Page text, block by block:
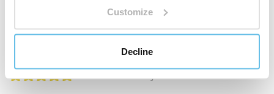
Customize
Decline
Klára Zemánková
CS (translate)
Customer verified by product purchase